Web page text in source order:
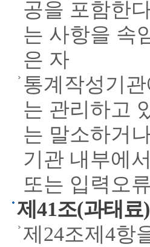
공을 포함한
는 사항을 속
은 자
통계작성기
는 관리하고
는 말소하거
기관 내부에
또는 입력오
제41조(과태료)
제24조제4항